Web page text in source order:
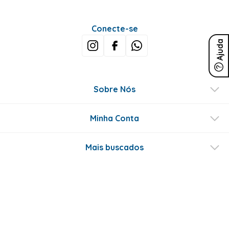
Ajuda
Conecte-se
Sobre Nós
Minha Conta
Mais buscados